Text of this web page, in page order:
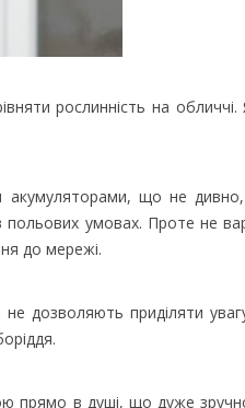
рослинність на
акумуляторами, що не
умовах. Проте не
до мережі.
дозволяють приділяти
в душі, що дуже